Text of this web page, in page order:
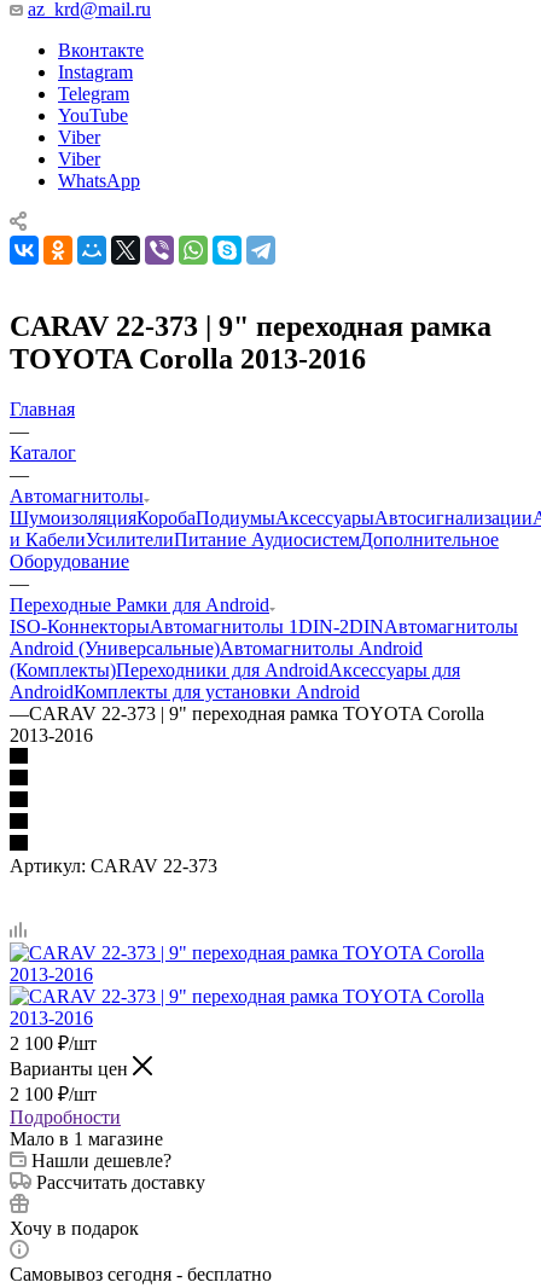
az_krd@mail.ru
Вконтакте
Instagram
Telegram
YouTube
Viber
Viber
WhatsApp
CARAV 22-373 | 9" переходная рамка
TOYOTA Corolla 2013-2016
Главная
—
Каталог
—
Автомагнитолы
ШумоизоляцияКоробаПодиумыАксессуарыАвтосигнализации
и КабелиУсилителиПитание АудиосистемДополнительное
Оборудование
—
Переходные Рамки для Android
ISO-КоннекторыАвтомагнитолы 1DIN-2DINАвтомагнитолы
Android (Универсальные)Автомагнитолы Android
(Комплекты)Переходники для AndroidАксессуары для
AndroidКомплекты для установки Android
—CARAV 22-373 | 9" переходная рамка TOYOTA Corolla
2013-2016
Артикул: CARAV 22-373
2 100 ₽/шт
Варианты цен
2 100 ₽/шт
Подробности
Мало в 1 магазине
Нашли дешевле?
Рассчитать доставку
Хочу в подарок
Самовывоз сегодня - бесплатно